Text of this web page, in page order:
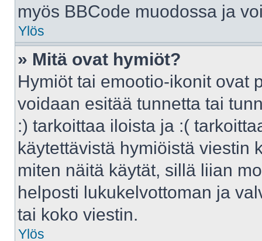
myös BBCode muodossa ja
Ylös
» Mitä ovat hymiöt?
Hymiöt tai emootio-ikonit ovat
voidaan esitää tunnetta tai
:) tarkoittaa iloista ja :(
käytettävistä hymiöistä viestin
miten näitä käytät, sillä liian
helposti lukukelvottoman ja
tai koko viestin.
Ylös